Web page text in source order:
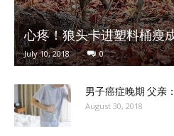
心疼！狼头卡进塑料桶瘦
July 10, 2018 0
男子癌症晚期 父亲
August 30, 2018